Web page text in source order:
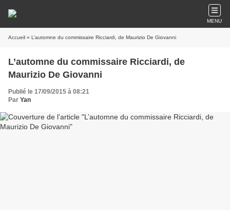
MENU
Accueil » L’automne du commissaire Ricciardi, de Maurizio De Giovanni
L’automne du commissaire Ricciardi, de
Maurizio De Giovanni
Publié le 17/09/2015 à 08:21
Par Yan